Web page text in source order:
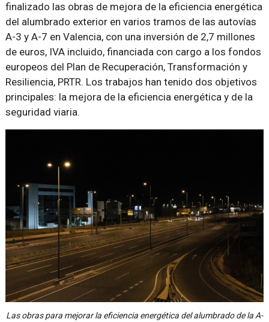
finalizado las obras de mejora de la eficiencia energética
del alumbrado exterior en varios tramos de las autovías
A-3 y A-7 en Valencia, con una inversión de 2,7 millones
de euros, IVA incluido, financiada con cargo a los fondos
europeos del Plan de Recuperación, Transformación y
Resiliencia, PRTR. Los trabajos han tenido dos objetivos
principales: la mejora de la eficiencia energética y de la
seguridad viaria.
Las obras para mejorar la eficiencia energética del alumbrado de la A-